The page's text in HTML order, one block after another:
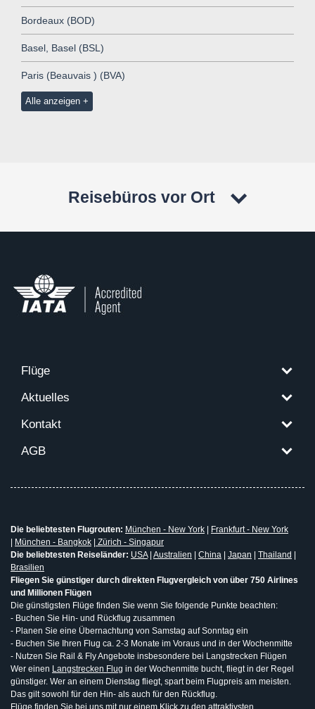
Bordeaux (BOD)
Basel, Basel (BSL)
Paris (Beauvais ) (BVA)
Alle anzeigen
Reisebüros vor Ort
Flüge
Aktuelles
Kontakt
AGB
Die beliebtesten Flugrouten: München - New York
Frankfurt - New York
München - Bangkok
Zürich - Singapur
Die beliebtesten Reiseländer: USA| Australien China Japan Thailand
Brasilien
Fliegen Sie günstiger durch direkten Flugvergleich von über 750 Airlines
und Millionen Flügen
Die günstigsten Flüge finden Sie wenn Sie folgende Punkte beachten:
- Buchen Sie Hin- und Rückflug zusammen
- Planen Sie eine Übernachtung von Samstag auf Sonntag ein
- Buchen Sie Ihren Flug ca. 2-3 Monate im Voraus und in der Wochenmitte
- Nutzen Sie Rail & Fly Angebote insbesondere bei Langstrecken Flügen
Wer einen Langstrecken Flug in der Wochenmitte bucht, fliegt in der Regel
günstiger. Wer an einem Dienstag fliegt, spart beim Flugpreis am meisten.
Das gilt sowohl für den Hin- als auch für den Rückflug.
Flüge finden Sie bei uns mit nur einem Klick zu den attraktivsten